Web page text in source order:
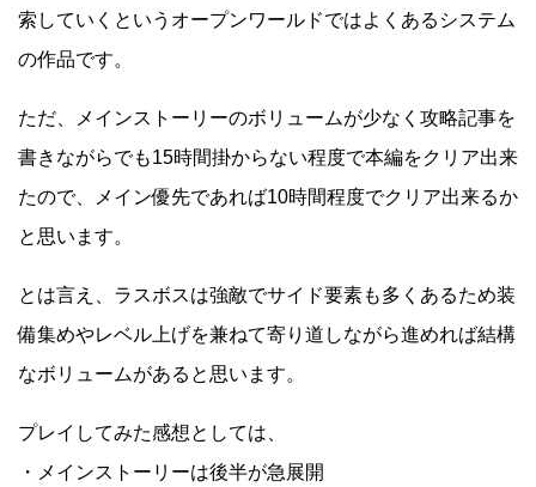
索していくというオープンワールドではよくあるシステム
の作品です。
ただ、メインストーリーのボリュームが少なく攻略記事を
書きながらでも15時間掛からない程度で本編をクリア出来
たので、メイン優先であれば10時間程度でクリア出来るか
と思います。
とは言え、ラスボスは強敵でサイド要素も多くあるため装
備集めやレベル上げを兼ねて寄り道しながら進めれば結構
なボリュームがあると思います。
プレイしてみた感想としては、
・メインストーリーは後半が急展開